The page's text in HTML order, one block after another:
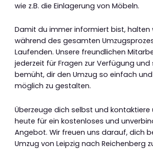
wie z.B. die Einlagerung von Möbeln.
Damit du immer informiert bist, halten
während des gesamten
Laufenden. Unsere freundlichen
jederzeit für Fragen zur Verfügung und
bemüht, dir den Umzug so einfach
möglich zu gestalten.
Überzeuge dich selbst und kontaktiere
heute für ein kostenloses und
Angebot. Wir freuen uns darauf, dich
Umzug von Leipzig nach Reichenberg